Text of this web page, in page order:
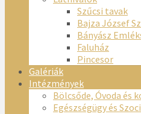
Szűcsi tavak
Bajza József
Bányász
Faluház
Pincesor
Galériák
Intézmények
Bölcsőde, Óvoda és
Egészségügy és